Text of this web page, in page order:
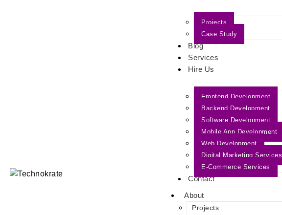
Projects
Case Study
Blog
Services
Hire Us
Frontend Development
Backend Development
Software Development
Mobile App Development
Web Development
Digital Marketing Services
E-Commerce Services
Contact
About
Projects